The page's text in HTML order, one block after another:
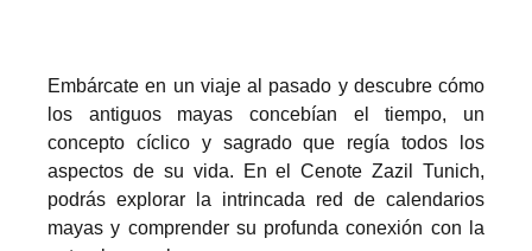
Embárcate en un viaje al pasado y descubre cómo
los antiguos mayas concebían el tiempo, un
concepto cíclico y sagrado que regía todos los
aspectos de su vida. En el Cenote Zazil Tunich,
podrás explorar la intrincada red de calendarios
mayas y comprender su profunda conexión con la